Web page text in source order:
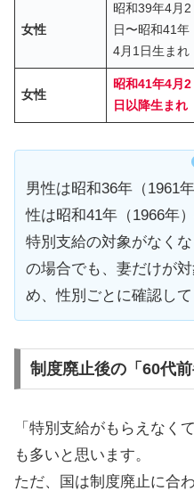
女性
昭和39年4月2
日〜昭和41年
4月1日生まれ
女性
昭和41年4月2
日以降生まれ
男性は昭和36年（1961
性は昭和41年（1966年
特別支給の対象がなく
の場合でも、妻だけが
め、性別ごとに確認して
制度廃止後の「60代
「特別支給がもらえなく
も多いと思います。
ただ、国は制度廃止に合